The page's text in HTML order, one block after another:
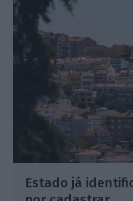
Estado já